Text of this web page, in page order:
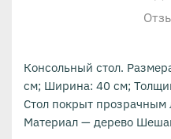
Консольный стол.
см; Ширина: 40 см;
Стол покрыт прозрачным
Материал — дерево